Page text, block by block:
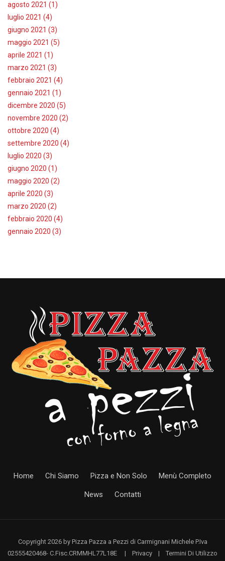
agosto 2021 (1)
luglio 2021 (4)
giugno 2021 (3)
maggio 2021 (5)
aprile 2021 (1)
marzo 2021 (3)
febbraio 2021 (4)
gennaio 2021 (1)
dicembre 2020 (5)
novembre 2020 (2)
ottobre 2020 (4)
settembre 2020 (4)
luglio 2020 (3)
giugno 2020 (1)
maggio 2020 (2)
aprile 2020 (3)
marzo 2020 (2)
febbraio 2020 (4)
gennaio 2020 (3)
Home Chi Siamo Pizza e Non Solo Menù Completo
News Contatti
Copyright 2026 by Pizza Pazza a Pezzi di Carmignani Michele P.Iva
02555420468- C.Fisc.CRMMHL77L18E
| Privacy | Termini Di Utilizzo